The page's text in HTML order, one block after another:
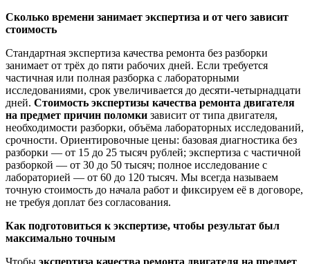
Сколько времени занимает экспертиза и от чего зависит
стоимость
Стандартная экспертиза качества ремонта без разборки
занимает от трёх до пяти рабочих дней. Если требуется
частичная или полная разборка с лабораторными
исследованиями, срок увеличивается до десяти-четырнадцати
дней. Стоимость экспертизы качества ремонта двигателя
на предмет причин поломки зависит от типа двигателя,
необходимости разборки, объёма лабораторных исследований,
срочности. Ориентировочные цены: базовая диагностика без
разборки — от 15 до 25 тысяч рублей; экспертиза с частичной
разборкой — от 30 до 50 тысяч; полное исследование с
лабораторией — от 60 до 120 тысяч. Мы всегда называем
точную стоимость до начала работ и фиксируем её в договоре,
не требуя доплат без согласования.
Как подготовиться к экспертизе, чтобы результат был
максимально точным
Чтобы экспертиза качества ремонта двигателя на предмет